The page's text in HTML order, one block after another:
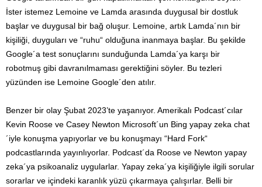
İster istemez Lemoine ve Lamda arasında duygusal bir dostluk
başlar ve duygusal bir bağ oluşur. Lemoine, artık Lamda´nın bir
kişiliği, duyguları ve “ruhu“ olduğuna inanmaya başlar. Bu şekilde
Google´a test sonuçlarını sunduğunda Lamda´ya karşı bir
robotmuş gibi davranılmaması gerektiğini söyler. Bu tezleri
yüzünden ise Lemoine Google´den atılır.
Benzer bir olay Şubat 2023’te yaşanıyor. Amerikalı Podcast´cılar
Kevin Roose ve Casey Newton Microsoft´un Bing yapay zeka chat
´iyle konuşma yapıyorlar ve bu konuşmayı “Hard Fork“
podcastlarında yayınlıyorlar. Podcast´da Roose ve Newton yapay
zeka´ya psikoanaliz uygularlar. Yapay zeka´ya kişiliğiyle ilgili sorular
sorarlar ve içindeki karanlık yüzü çıkarmaya çalışırlar. Belli bir